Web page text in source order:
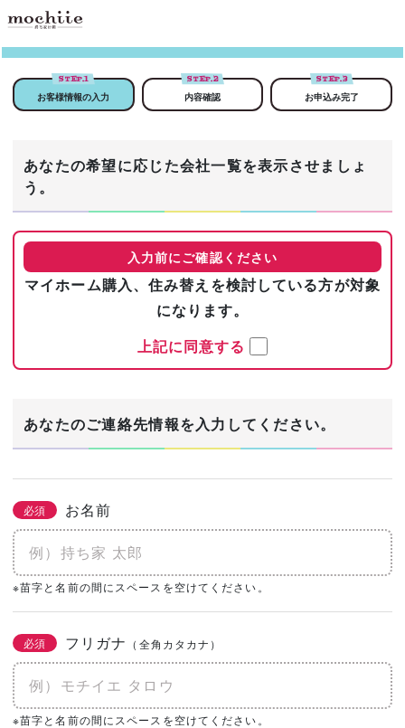
STEP.1
お客様情報の入力
STEP.2
内容確認
STEP.3
お申込み完了
あなたの希望に応じた会社一覧を表示させましょ
う。
入力前にご確認ください
マイホーム購入、住み替えを検討している方が対象
になります。
上記に同意する
必須 あなたの生年月日
必須 土地の有無
なし あり 購入予定がある
あなたのご連絡先情報を入力してください。
必須 お名前
※苗字と名前の間にスペースを空けてください。
必須 フリガナ （全角カタカナ）
※苗字と名前の間にスペースを空けてください。